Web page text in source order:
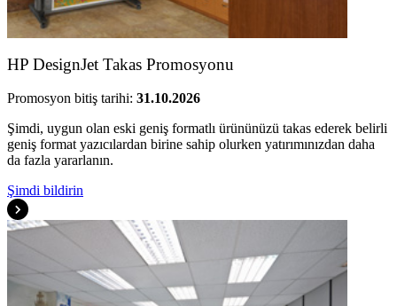
HP DesignJet Takas Promosyonu
Promosyon bitiş tarihi: 31.10.2026
Şimdi, uygun olan eski geniş formatlı ürününüzü takas ederek belirli
geniş format yazıcılardan birine sahip olurken yatırımınızdan daha
da fazla yararlanın.
Şimdi bildirin